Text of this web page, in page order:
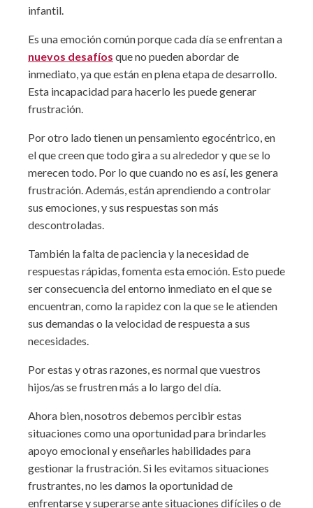
infantil.
Es una emoción común porque cada día se enfrentan a
nuevos desafíos que no pueden abordar de
inmediato, ya que están en plena etapa de desarrollo.
Esta incapacidad para hacerlo les puede generar
frustración.
Por otro lado tienen un pensamiento egocéntrico, en
el que creen que todo gira a su alrededor y que se lo
merecen todo. Por lo que cuando no es así, les genera
frustración. Además, están aprendiendo a controlar
sus emociones, y sus respuestas son más
descontroladas.
También la falta de paciencia y la necesidad de
respuestas rápidas, fomenta esta emoción. Esto puede
ser consecuencia del entorno inmediato en el que se
encuentran, como la rapidez con la que se le atienden
sus demandas o la velocidad de respuesta a sus
necesidades.
Por estas y otras razones, es normal que vuestros
hijos/as se frustren más a lo largo del día.
Ahora bien, nosotros debemos percibir estas
situaciones como una oportunidad para brindarles
apoyo emocional y enseñarles habilidades para
gestionar la frustración. Si les evitamos situaciones
frustrantes, no les damos la oportunidad de
enfrentarse y superarse ante situaciones difíciles o de